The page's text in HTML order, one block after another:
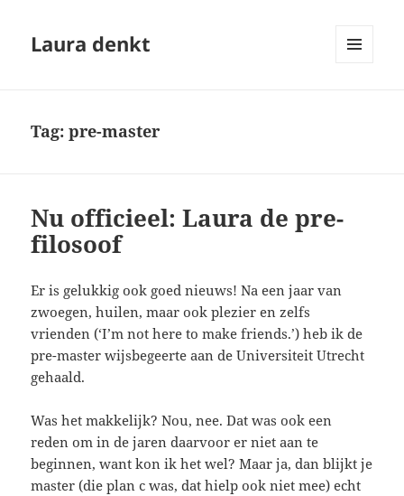
Laura denkt
Tag:pre-master
Nu officieel: Laura de pre-
filosoof
Er is gelukkig ook goed nieuws! Na een jaar van
zwoegen, huilen, maar ook plezier en zelfs
vrienden (‘I’m not here to make friends.’) heb ik de
pre-master wijsbegeerte aan de Universiteit Utrecht
gehaald.
Was het makkelijk? Nou, nee. Dat was ook een
reden om in de jaren daarvoor er niet aan te
beginnen, want kon ik het wel? Maar ja, dan blijkt je
master (die plan c was, dat hielp ook niet mee) echt